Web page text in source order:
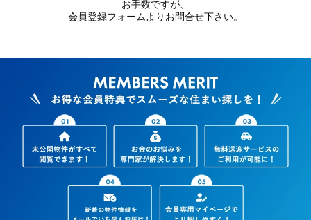
お手数ですが、
会員登録フォームよりお問合せ下さい。